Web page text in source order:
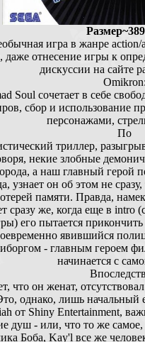
игра в жанре action/
даже отнесение игры к
дискуссии на сайте
Omikron:
Soul сочетает в себе
сбор и использование
персонажами,
По
триллер,
некие злобные
а наш главный герой
узнает он об этом не
памяти. Правда,
сразу же, когда еще в intro
его пытается
явившийся
- главным героем
начинается с
что он женат,
однако, лишь начальный
от Shiny Entertainment,
душ - или, что то же
Боба, Kay'l все же